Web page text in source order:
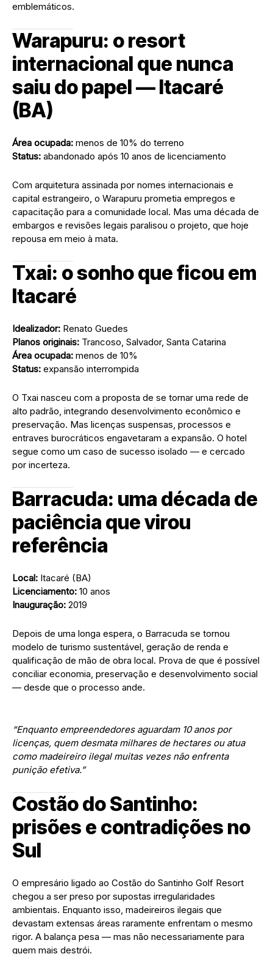
emblemáticos.
Warapuru: o resort
internacional que nunca
saiu do papel — Itacaré
(BA)
Área ocupada: menos de 10% do terreno
Status: abandonado após 10 anos de licenciamento
Com arquitetura assinada por nomes internacionais e
capital estrangeiro, o Warapuru prometia empregos e
capacitação para a comunidade local. Mas uma década de
embargos e revisões legais paralisou o projeto, que hoje
repousa em meio à mata.
Txai: o sonho que ficou em
Itacaré
Idealizador: Renato Guedes
Planos originais: Trancoso, Salvador, Santa Catarina
Área ocupada: menos de 10%
Status: expansão interrompida
O Txai nasceu com a proposta de se tornar uma rede de
alto padrão, integrando desenvolvimento econômico e
preservação. Mas licenças suspensas, processos e
entraves burocráticos engavetaram a expansão. O hotel
segue como um caso de sucesso isolado — e cercado
por incerteza.
Barracuda: uma década de
paciência que virou
referência
Local: Itacaré (BA)
Licenciamento: 10 anos
Inauguração: 2019
Depois de uma longa espera, o Barracuda se tornou
modelo de turismo sustentável, geração de renda e
qualificação de mão de obra local. Prova de que é possível
conciliar economia, preservação e desenvolvimento social
— desde que o processo ande.
“Enquanto empreendedores aguardam 10 anos por
licenças, quem desmata milhares de hectares ou atua
como madeireiro ilegal muitas vezes não enfrenta
punição efetiva.”
Costão do Santinho:
prisões e contradições no
Sul
O empresário ligado ao Costão do Santinho Golf Resort
chegou a ser preso por supostas irregularidades
ambientais. Enquanto isso, madeireiros ilegais que
devastam extensas áreas raramente enfrentam o mesmo
rigor. A balança pesa — mas não necessariamente para
quem mais destrói.